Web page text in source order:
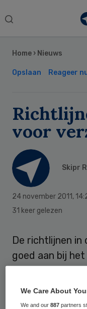
Search
Home › Nieuws
Opslaan Reageer
voor
Skipr
24 november 2011,
31 keer gelezen
De richtlijnen
goed aan bij
ze goed toe te
eenvoudiger,
Sidebar
We Care About
We and our887 partners